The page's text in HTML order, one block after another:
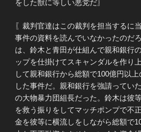
をした獣に等しい悪党だ〗
〖裁判官達はこの裁判を担当するに
事件の資料を読んでいなかったのだ
は、鈴木と青田が仕組んで親和銀行
ップを仕掛けてスキャンダルを作り
して親和銀行から総額で100億円以
した事件だ。親和銀行を強請ってい
の大物暴力団組長だった。鈴木は彼
を救う振りをしてマッチポンプで不
金を彼等に横流しをしながら総額で